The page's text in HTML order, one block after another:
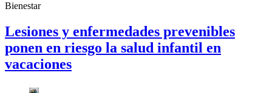
Bienestar
Lesiones y enfermedades prevenibles
ponen en riesgo la salud infantil en
vacaciones